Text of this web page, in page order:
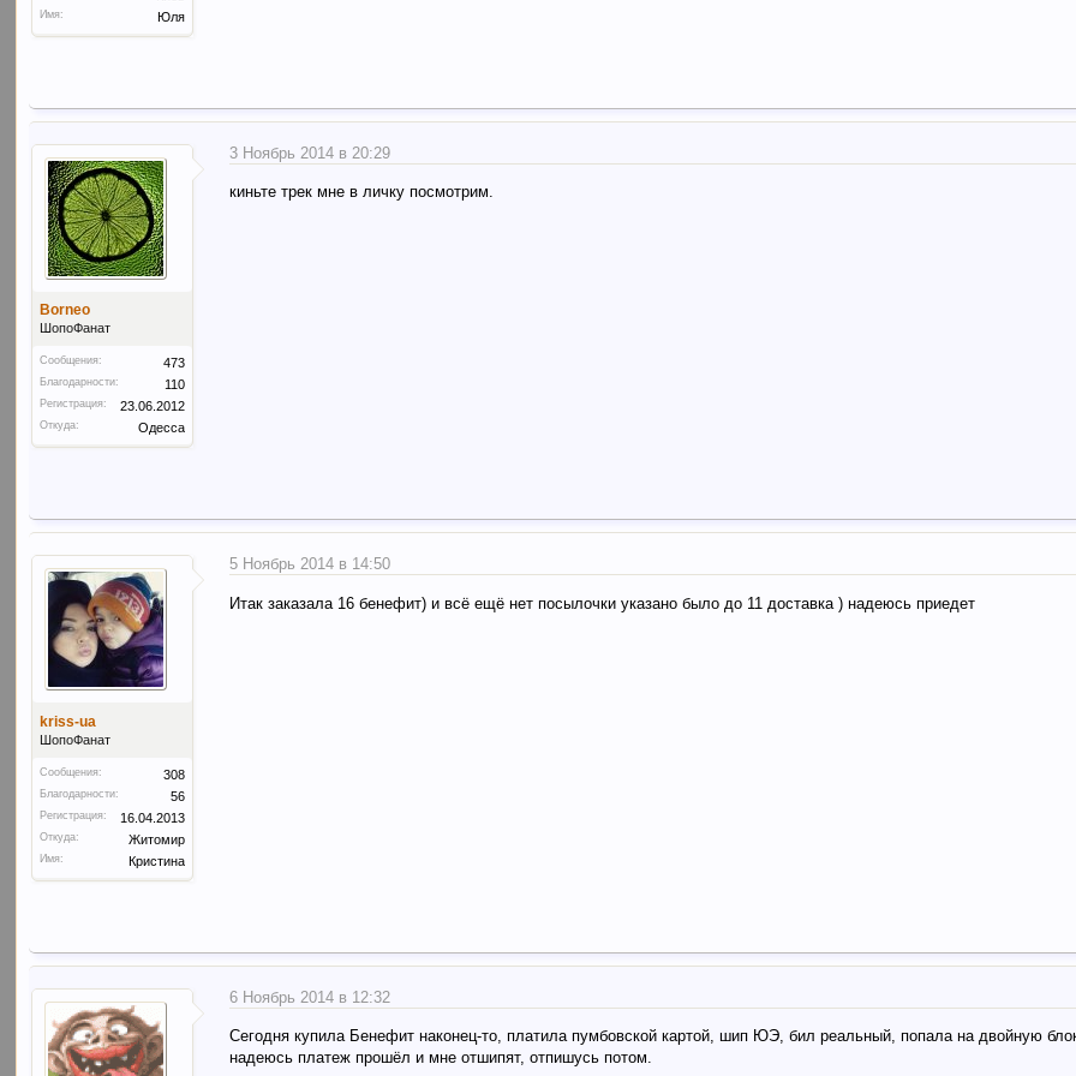
Имя: Юля
Borneo
ШопоФанат
Сообщения: 473
Благодарности: 110
Регистрация: 23.06.2012
Откуда: Одесса
3 Ноябрь 2014 в 20:29
киньте трек мне в личку посмотрим.
kriss-ua
ШопоФанат
Сообщения: 308
Благодарности: 56
Регистрация: 16.04.2013
Откуда: Житомир
Имя: Кристина
5 Ноябрь 2014 в 14:50
Итак заказала 16 бенефит) и всё ещё нет посылочки указано было до 11 доставка ) надеюсь приедет
6 Ноябрь 2014 в 12:32
Сегодня купила Бенефит наконец-то, платила пумбовской картой, шип ЮЭ, бил реальный, попала на двойную
надеюсь платеж прошёл и мне отшипят, отпишусь потом.